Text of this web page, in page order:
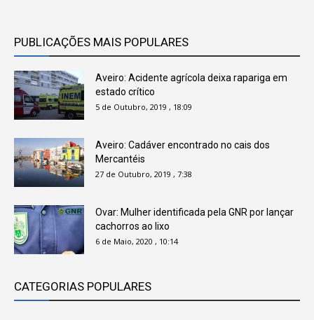
PUBLICAÇÕES MAIS POPULARES
Aveiro: Acidente agrícola deixa rapariga em
estado crítico
5 de Outubro, 2019 , 18:09
Aveiro: Cadáver encontrado no cais dos
Mercantéis
27 de Outubro, 2019 , 7:38
Ovar: Mulher identificada pela GNR por lançar
cachorros ao lixo
6 de Maio, 2020 , 10:14
CATEGORIAS POPULARES